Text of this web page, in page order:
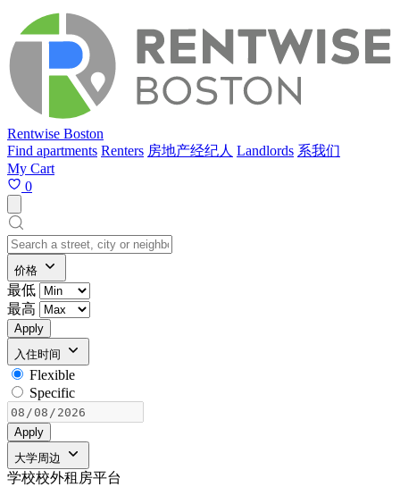
Rentwise Boston
Find apartments Renters 房地产经纪人 Landlords 系我们
My Cart
0
价格
最低
最高
Apply
入住时间
Flexible
Specific
Apply
大学周边
学校校外租房平台